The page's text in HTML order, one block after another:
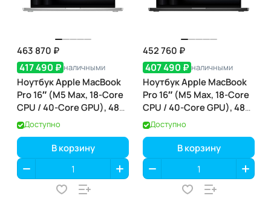
463 870 ₽
417 490 ₽ наличными
Ноутбук Apple MacBook
Pro 16″ (M5 Max, 18-Core
CPU / 40-Core GPU), 48
ГБ / 2 ТБ, Silver
(серебристый) (MGE94)
Доступно
В корзину
452 760 ₽
407 490 ₽ наличными
Ноутбук Apple MacBook
Pro 16″ (M5 Max, 18-Core
CPU / 40-Core GPU), 48
ГБ / 2 ТБ, Space Black
(чёрный космос)
(MGEE4)
Доступно
В корзину